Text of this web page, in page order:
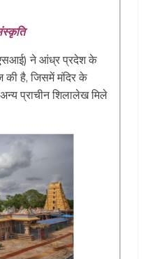
ने आंध्र प्रदेश के
की है, जिसमें मंदिर के
प्राचीन शिलालेख मिले